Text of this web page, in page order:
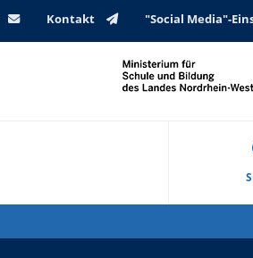
Kontakt "Social Media"-